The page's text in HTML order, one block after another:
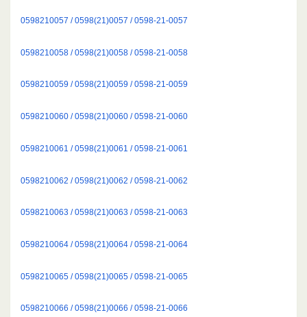
0598210057 / 0598(21)0057 / 0598-21-0057
0598210058 / 0598(21)0058 / 0598-21-0058
0598210059 / 0598(21)0059 / 0598-21-0059
0598210060 / 0598(21)0060 / 0598-21-0060
0598210061 / 0598(21)0061 / 0598-21-0061
0598210062 / 0598(21)0062 / 0598-21-0062
0598210063 / 0598(21)0063 / 0598-21-0063
0598210064 / 0598(21)0064 / 0598-21-0064
0598210065 / 0598(21)0065 / 0598-21-0065
0598210066 / 0598(21)0066 / 0598-21-0066